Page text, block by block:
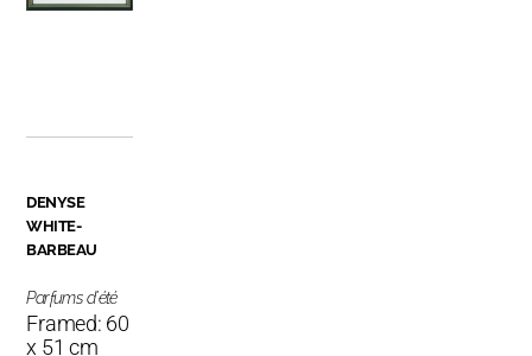
DENYSE
WHITE-
BARBEAU
Parfums d'été
Framed: 60
x 51 cm